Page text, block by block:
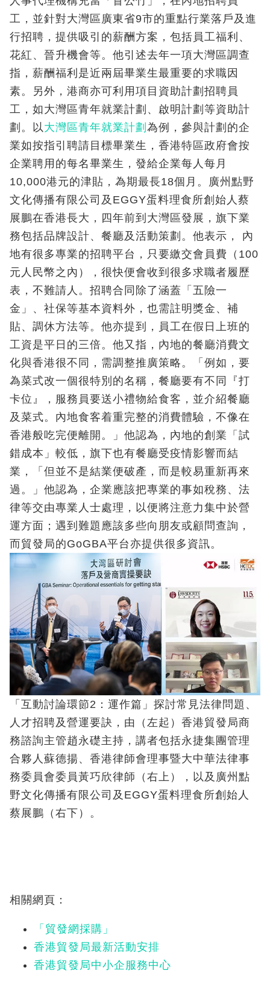
工，並針對大灣區廣東省9市的重點行業落戶及進
行招聘，提供吸引的薪酬方案，包括員工福利、
花紅、晉升機會等。他引述去年一項大灣區調查
指，薪酬福利是近兩屆畢業生最重要的求職因
素。另外，港商亦可利用項目資助計劃招聘員
工，如大灣區青年就業計劃、啟明計劃等資助計
劃。以大灣區青年就業計劃 為例，參與計劃的企
業如按指引聘請目標畢業生，香港特區政府會按
企業聘用的每名畢業生，發給企業每人每月
10,000港元的津貼，為期最長18個月。廣州點野
文化傳播有限公司及EGGY蛋料理食所創始人蔡
展鵬在香港長大，四年前到大灣區發展，旗下業
務包括品牌設計、餐廳及活動策劃。他表示， 內
地有很多專業的招聘平台，只要繳交會員費（100
元人民幣之內），很快便會收到很多求職者履歷
表，不難請人。招聘合同除了涵蓋「五險一
金」、社保等基本資料外，也需註明獎金、補
貼、調休方法等。他亦提到，員工在假日上班的
工資是平日的三倍。他又指，內地的餐廳消費文
化與香港很不同，需調整推廣策略。「例如，要
為菜式改一個很特別的名稱，餐廳要有不同『打
卡位』，服務員要送小禮物給食客，並介紹餐廳
及菜式。內地食客着重完整的消費體驗，不像在
香港般吃完便離開。」他認為，內地的創業「試
錯成本」較低，旗下也有餐廳受疫情影響而結
業，「但並不是結業便破產，而是較易重新再來
過。」他認為，企業應該把專業的事如稅務、法
律等交由專業人士處理，以便將注意力集中於營
運方面；遇到難題應該多些向朋友或顧問查詢，
而貿發局的GoGBA平台亦提供很多資訊。
「互動討論環節2：運作篇」探討常見法律問題、
人才招聘及營運要訣，由（左起）香港貿發局商
務諮詢主管趙永礎主持，講者包括永捷集團管理
合夥人蘇德揚、香港律師會理事暨大中華法律事
務委員會委員黃巧欣律師（右上），以及廣州點
野文化傳播有限公司及EGGY蛋料理食所創始人
蔡展鵬（右下）。
相關網頁：
「貿發網採購」
香港貿發局最新活動安排
香港貿發局中小企服務中心